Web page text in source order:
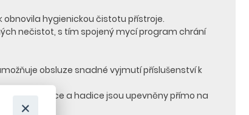
hygienickou čistotu přístroje.
nečistot, s tím spojený mycí program chrání
obsluze snadné vyjmutí příslušenství k
hubice a hadice jsou upevněny přímo na